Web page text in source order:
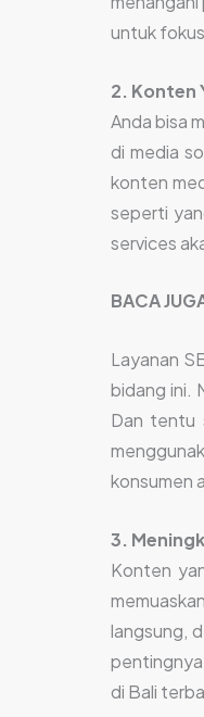
untuk
2. Konten
Anda bisa
di media
konten
seperti
services
BACA
Layanan
bidang ini.
Dan tentu
konsumen
3.
Konten
langsung,
pentingnya
di Bali